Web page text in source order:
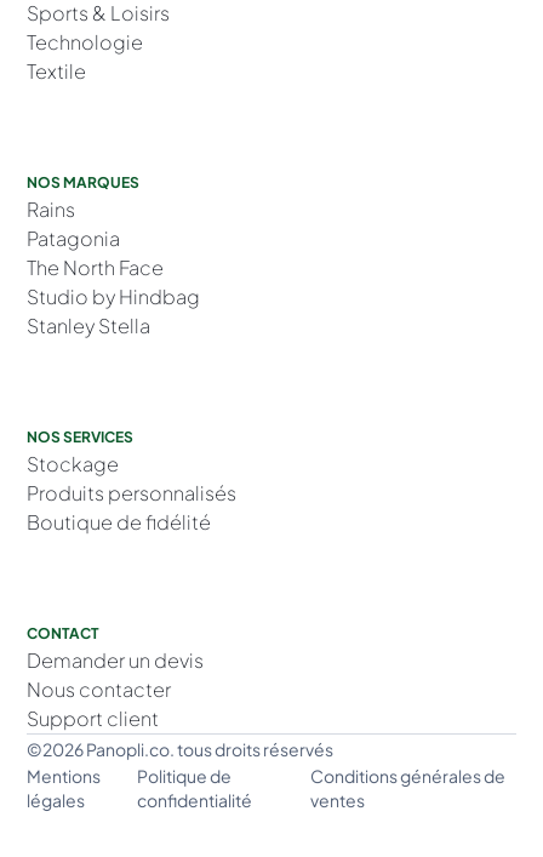
Sports & Loisirs
Technologie
Textile
NOS MARQUES
Rains
Patagonia
The North Face
Studio by Hindbag
Stanley Stella
NOS SERVICES
Stockage
Produits personnalisés
Boutique de fidélité
CONTACT
Demander un devis
Nous contacter
Support client
©2026 Panopli.co. tous droits réservés
Mentions
légales
Politique de
confidentialité
Conditions générales de
ventes